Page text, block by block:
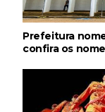
Prefeitura
confira os